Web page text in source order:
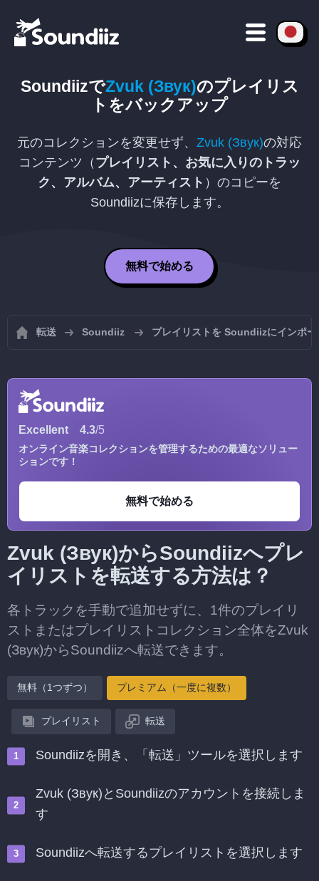
SoundiizでZvuk (Звук)のプレイリス
トをバックアップ
元のコレクションを変更せず、 Zvuk (Звук)の対応
コンテンツ（ プレイリスト、お気に入りのトラッ
ク、アルバム、アーティスト ）のコピーを
Soundiizに保存します。
無料で始める
転送 Soundiiz プレイリストを Soundiizにインポー
Excellent 4.3/5
オンライン音楽コレクションを管理するための最適なソリュー
ションです！
無料で始める
Zvuk (Звук)からSoundiizへプレ
イリストを転送する方法は？
各トラックを手動で追加せずに、1件のプレイリ
ストまたはプレイリストコレクション全体をZvuk
(Звук)からSoundiizへ転送できます。
無料（1つずつ） プレミアム（一度に複数）
プレイリスト 転送
Soundiizを開き、「転送」ツールを選択します
Zvuk (Звук)とSoundiizのアカウントを接続しま
す
Soundiizへ転送するプレイリストを選択します